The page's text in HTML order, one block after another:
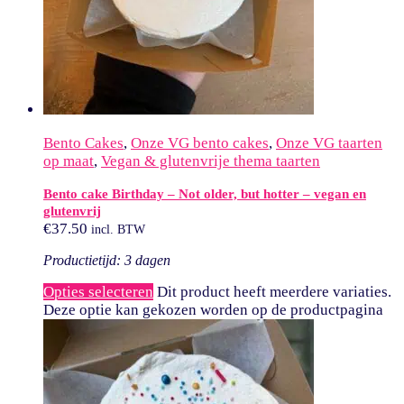
Bento Cakes, Onze VG bento cakes, Onze VG taarten
op maat, Vegan & glutenvrije thema taarten
Bento cake Birthday – Not older, but hotter – vegan en
glutenvrij
€37.50 incl. BTW
Productietijd: 3 dagen
Opties selecteren Dit product heeft meerdere variaties.
Deze optie kan gekozen worden op de productpagina